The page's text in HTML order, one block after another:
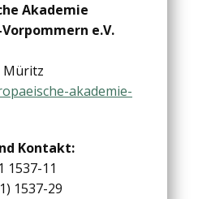
Akademie
e.V.
Müritz
akademie-
Kontakt:
1537-11
1537-29